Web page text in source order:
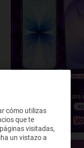
cómo utilizas
que te
visitadas,
un vistazo a